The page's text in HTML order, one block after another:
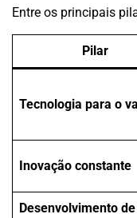
Entre os principais
Pilar
Tecnologia para o
Inovação constante
Desenvolvimento de